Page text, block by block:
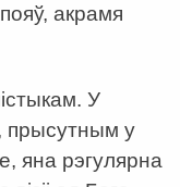
акрамя
У
прысутным у
яна рэгулярна